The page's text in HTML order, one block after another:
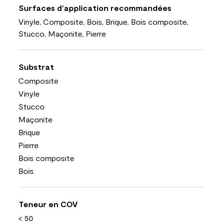
Surfaces d’application recommandées
Vinyle, Composite, Bois, Brique, Bois composite,
Stucco, Maçonite, Pierre
Substrat
Composite
Vinyle
Stucco
Maçonite
Brique
Pierre
Bois composite
Bois
Teneur en COV
< 50